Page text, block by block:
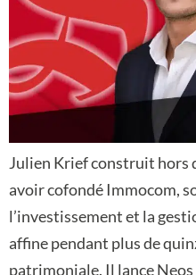
Julien Krief construit hors
avoir cofondé Immocom,
l’investissement et la
affine pendant plus de
patrimoniale. Il lance